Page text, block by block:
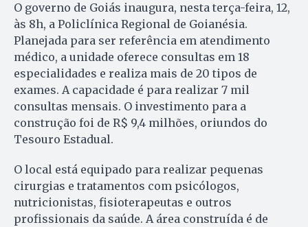
O governo de Goiás inaugura, nesta terça-feira, 12,
às 8h, a Policlínica Regional de Goianésia.
Planejada para ser referência em atendimento
médico, a unidade oferece consultas em 18
especialidades e realiza mais de 20 tipos de
exames. A capacidade é para realizar 7 mil
consultas mensais. O investimento para a
construção foi de R$ 9,4 milhões, oriundos do
Tesouro Estadual.
O local está equipado para realizar pequenas
cirurgias e tratamentos com psicólogos,
nutricionistas, fisioterapeutas e outros
profissionais da saúde. A área construída é de